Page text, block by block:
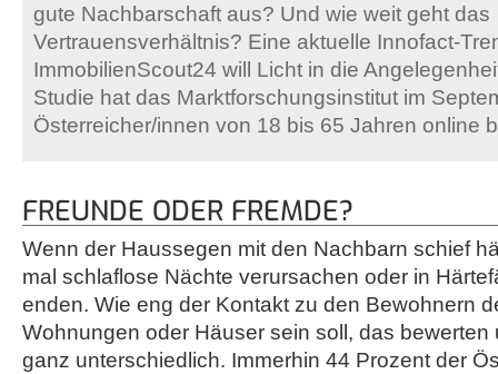
gute Nachbarschaft aus? Und wie weit geht das
Vertrauensverhältnis? Eine aktuelle Innofact-
ImmobilienScout24 will Licht in die
Studie hat das Marktforschungsinstitut im
Österreicher/innen von 18 bis 65 Jahren online
FREUNDE ODER FREMDE?
Wenn der Haussegen mit den Nachbarn schief
mal schlaflose Nächte verursachen oder in
enden. Wie eng der Kontakt zu den Bewohnern
Wohnungen oder Häuser sein soll, das bewerten
ganz unterschiedlich. Immerhin 44 Prozent der